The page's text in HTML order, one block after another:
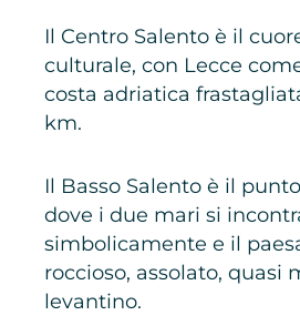
Il Centro Salento è il
culturale, con Lecce
costa adriatica
km.
Il Basso Salento è il
dove i due mari si
simbolicamente e il
roccioso, assolato, quasi
levantino.